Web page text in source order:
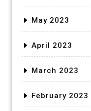
May 2023
April 2023
March 2023
February 2023